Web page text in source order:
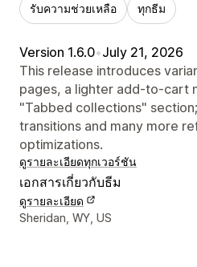
รับความช่วยเหลือ ทุกธีม
Version 1.6.0•July 21, 2026
This release introduces
pages, a lighter add-to-cart
"Tabbed collections"
transitions and many more
optimizations.
ดูรายละเอียดทุกเวอร์ชัน
เอกสารเกี่ยวกับธีม
ดูรายละเอียด
รายละเอียดการติดต่อผู้ออกแบบ
Sheridan, WY, US